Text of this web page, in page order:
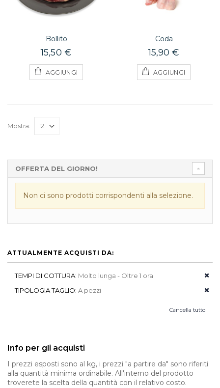
Bollito
15,50 €
AGGIUNGI
Coda
15,90 €
AGGIUNGI
Mostra:
OFFERTA DEL GIORNO!
Non ci sono prodotti corrispondenti alla selezione.
ATTUALMENTE ACQUISTI DA:
TEMPI DI COTTURA: Molto lunga - Oltre 1 ora
TIPOLOGIA TAGLIO: A pezzi
Cancella tutto
Info per gli acquisti
I prezzi esposti sono al kg, i prezzi "a partire da" sono riferiti
alla quantità minima ordinabile. All'interno del prodotto
troverete la scelta della quantità con il relativo costo.